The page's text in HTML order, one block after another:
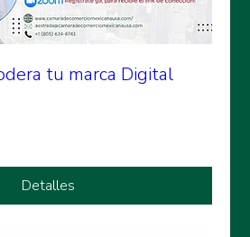
tu marca Digital
Detalles